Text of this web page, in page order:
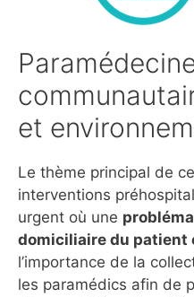
et
Le thème principal de
interventions
urgent où une
domiciliaire du patient
l’importance de la
les paramédics afin de